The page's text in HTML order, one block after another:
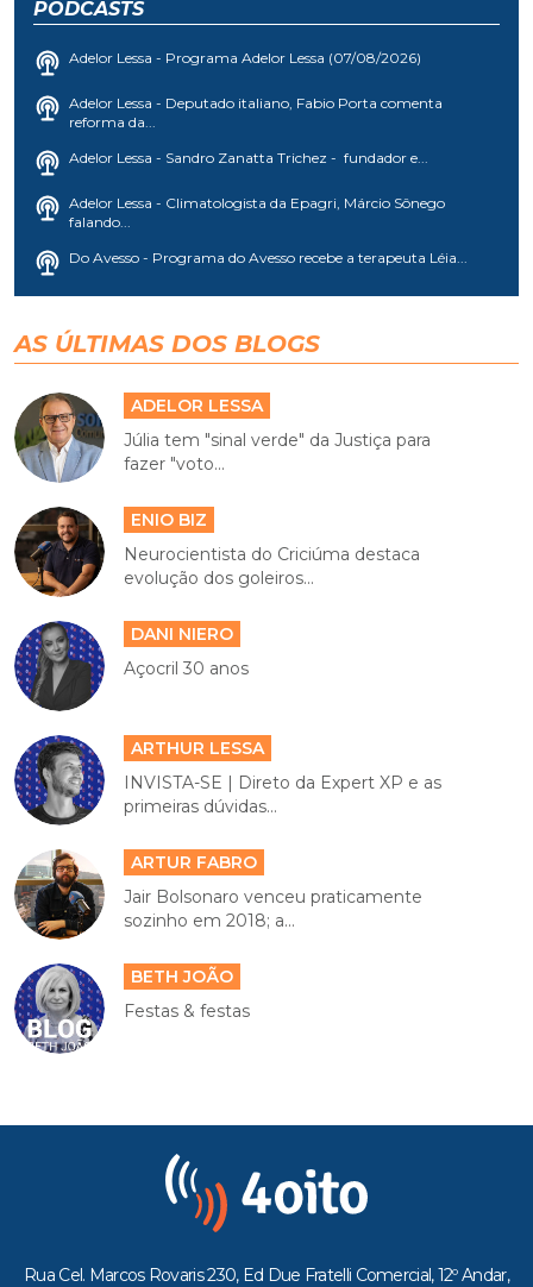
PODCASTS
Adelor Lessa - Programa Adelor Lessa (07/08/2026)
Adelor Lessa - Deputado italiano, Fabio Porta comenta
reforma da...
Adelor Lessa - Sandro Zanatta Trichez - fundador e...
Adelor Lessa - Climatologista da Epagri, Márcio Sônego
falando...
Do Avesso - Programa do Avesso recebe a terapeuta Léia...
AS ÚLTIMAS DOS BLOGS
ADELOR LESSA
Júlia tem "sinal verde" da Justiça para
fazer "voto...
ENIO BIZ
Neurocientista do Criciúma destaca
evolução dos goleiros...
DANI NIERO
Açocril 30 anos
ARTHUR LESSA
INVISTA-SE | Direto da Expert XP e as
primeiras dúvidas...
ARTUR FABRO
Jair Bolsonaro venceu praticamente
sozinho em 2018; a...
BETH JOÃO
Festas & festas
Rua Cel. Marcos Rovaris 230, Ed Due Fratelli Comercial, 12º Andar,